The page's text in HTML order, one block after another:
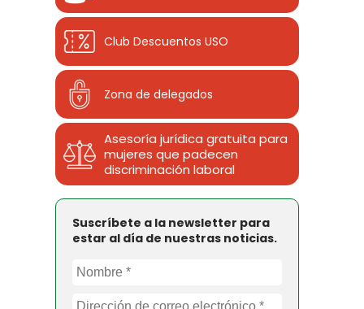
Club Descuentos USO
Zona de delegados
Asesoría jurídica gratuita para
mujeres que padecen
discriminación laboral
Suscríbete a la newsletter para
estar al día de nuestras noticias.